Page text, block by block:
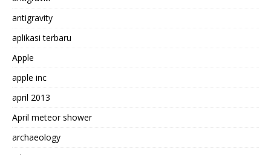
antigravity
aplikasi terbaru
Apple
apple inc
april 2013
April meteor shower
archaeology